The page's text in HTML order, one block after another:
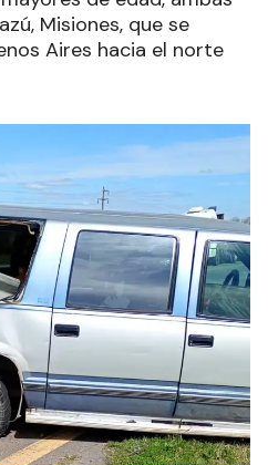
Misiones, que se
Aires hacia el norte